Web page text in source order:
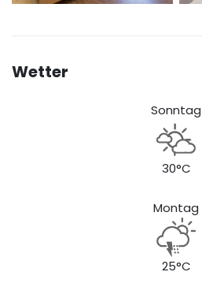
Wetter
Sonntag
30°C
Montag
25°C